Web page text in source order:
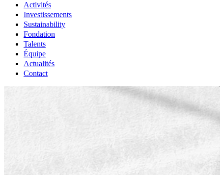
Activités
Investissements
Sustainability
Fondation
Talents
Équipe
Actualités
Contact